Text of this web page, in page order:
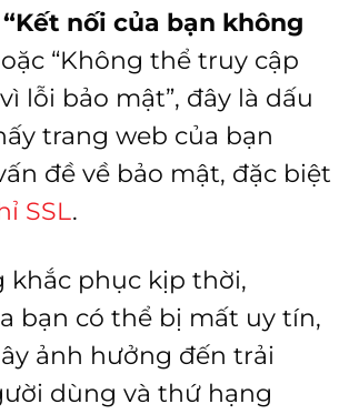
“Kết nối của bạn không
“Không thể truy cập
lỗi bảo mật”, đây là dấu
trang web của bạn
đề về bảo mật, đặc biệt
SSL.
khắc phục kịp thời,
bạn có thể bị mất uy tín,
ảnh hưởng đến trải
dùng và thứ hạng